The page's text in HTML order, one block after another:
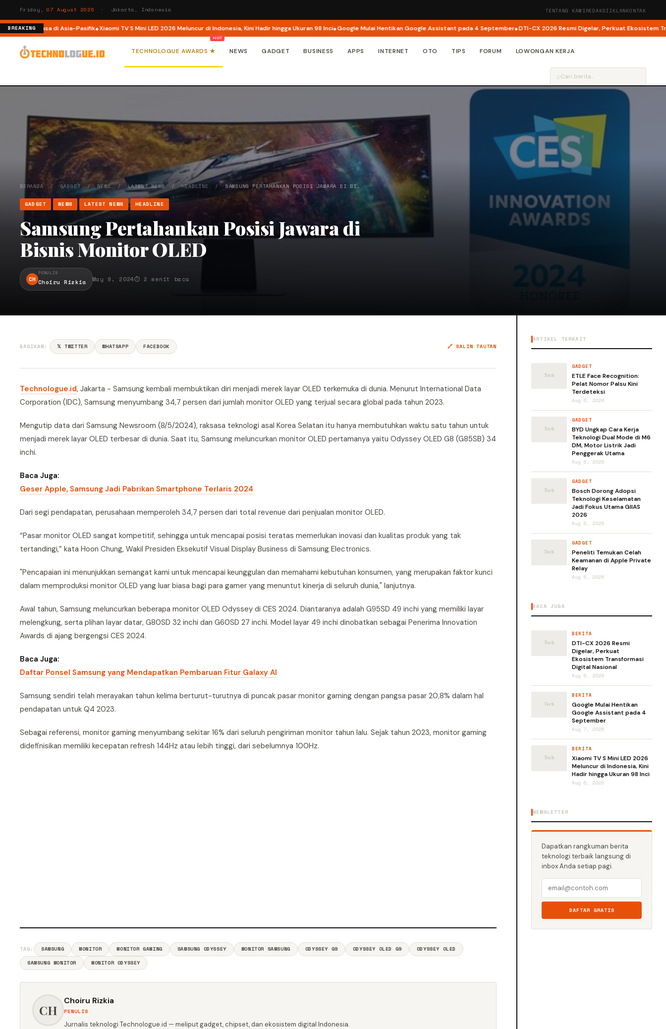
Friday,07 August 2026 · Jakarta, Indonesia TENTANG KAMIREDAKSIIKLANKONTAK
BREAKING
Raksasa di Asia-Pasifik Xiaomi TV S Mini LED 2026 Meluncur di Indonesia, Kini Hadir hingga Ukuran 98 Inci Google Mulai Hentikan Google Assistant pada 4 September DTI-CX 2026 Resmi Digelar, Perkuat Ekosistem
TECHNOLOGUE AWARDS ★ NEWS GADGET BUSINESS APPS INTERNET OTO TIPS FORUM LOWONGAN KERJA
⌕
BERANDA/ GADGET /NEWS/LATEST NEWS/HEADLINE / SAMSUNG PERTAHANKAN POSISI JAWARA DI BI…
GADGET NEWS LATEST NEWS HEADLINE
Samsung Pertahankan Posisi Jawara di
Bisnis Monitor OLED
CH
PENULIS
Choiru Rizkia May 9, 2024⏱ 2 menit baca
BAGIKAN: 𝕏 TWITTER WHATSAPP FACEBOOK 🔗 SALIN TAUTAN
Technologue.id, Jakarta - Samsung kembali membuktikan diri menjadi merek layar OLED terkemuka di dunia. Menurut International Data
Corporation (IDC), Samsung menyumbang 34,7 persen dari jumlah monitor OLED yang terjual secara global pada tahun 2023.
Mengutip data dari Samsung Newsroom (8/5/2024), raksasa teknologi asal Korea Selatan itu hanya membutuhkan waktu satu tahun untuk
menjadi merek layar OLED terbesar di dunia. Saat itu, Samsung meluncurkan monitor OLED pertamanya yaitu Odyssey OLED G8 (G85SB) 34
inchi.
Baca Juga:
Geser Apple, Samsung Jadi Pabrikan Smartphone Terlaris 2024
Dari segi pendapatan, perusahaan memperoleh 34,7 persen dari total revenue dari penjualan monitor OLED.
“Pasar monitor OLED sangat kompetitif, sehingga untuk mencapai posisi teratas memerlukan inovasi dan kualitas produk yang tak
tertandingi,” kata Hoon Chung, Wakil Presiden Eksekutif Visual Display Business di Samsung Electronics.
"Pencapaian ini menunjukkan semangat kami untuk mencapai keunggulan dan memahami kebutuhan konsumen, yang merupakan faktor kunci
dalam memproduksi monitor OLED yang luar biasa bagi para gamer yang menuntut kinerja di seluruh dunia," lanjutnya.
Awal tahun, Samsung meluncurkan beberapa monitor OLED Odyssey di CES 2024. Diantaranya adalah G95SD 49 inchi yang memiliki layar
melengkung, serta plihan layar datar, G80SD 32 inchi dan G60SD 27 inchi. Model layar 49 inchi dinobatkan sebagai Penerima Innovation
Awards di ajang bergengsi CES 2024.
Baca Juga:
Daftar Ponsel Samsung yang Mendapatkan Pembaruan Fitur Galaxy AI
Samsung sendiri telah merayakan tahun kelima berturut-turutnya di puncak pasar monitor gaming dengan pangsa pasar 20,8% dalam hal
pendapatan untuk Q4 2023.
Sebagai referensi, monitor gaming menyumbang sekitar 16% dari seluruh pengiriman monitor tahun lalu. Sejak tahun 2023, monitor gaming
didefinisikan memiliki kecepatan refresh 144Hz atau lebih tinggi, dari sebelumnya 100Hz.
TAG: SAMSUNG MONITOR MONITOR GAMING SAMSUNG ODYSSEY MONITOR SAMSUNG ODYSSEY G9 ODYSSEY OLED G9
ODYSSEY OLED
SAMSUNG MONITOR
MONITOR ODYSSEY
CH
Choiru Rizkia
PENULIS
Jurnalis teknologi Technologue.id — meliput gadget, chipset, dan ekosistem digital Indonesia.
ARTIKEL TERKAIT
GADGET
ETLE Face Recognition:
Pelat Nomor Palsu Kini
Terdeteksi
Aug 6, 2026
GADGET
BYD Ungkap Cara Kerja
Teknologi Dual Mode di M6
DM, Motor Listrik Jadi
Penggerak Utama
Aug 6, 2026
GADGET
Bosch Dorong Adopsi
Teknologi Keselamatan
Jadi Fokus Utama GIIAS
2026
Aug 6, 2026
GADGET
Peneliti Temukan Celah
Keamanan di Apple Private
Relay
Aug 6, 2026
BACA JUGA
BERITA
DTI-CX 2026 Resmi
Digelar, Perkuat
Ekosistem Transformasi
Digital Nasional
Aug 5, 2026
BERITA
Google Mulai Hentikan
Google Assistant pada 4
September
Aug 7, 2026
BERITA
Xiaomi TV S Mini LED 2026
Meluncur di Indonesia, Kini
Hadir hingga Ukuran 98 Inci
Aug 6, 2026
NEWSLETTER
Dapatkan rangkuman berita
teknologi terbaik langsung di
inbox Anda setiap pagi.
DAFTAR GRATIS